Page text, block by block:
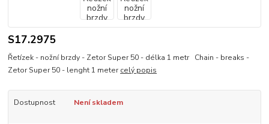
S17.2975
Řetízek - nožní brzdy - Zetor Super 50 - délka 1 metr Chain - breaks -
Zetor Super 50 - lenght 1 metercelý popis
Dostupnost Není skladem